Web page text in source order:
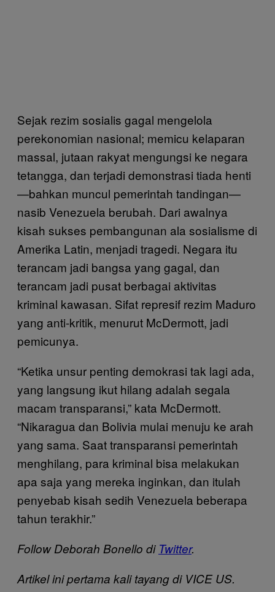
Sejak rezim sosialis gagal mengelola
perekonomian nasional; memicu kelaparan
massal, jutaan rakyat mengungsi ke negara
tetangga, dan terjadi demonstrasi tiada henti
—bahkan muncul pemerintah tandingan—
nasib Venezuela berubah. Dari awalnya
kisah sukses pembangunan ala sosialisme di
Amerika Latin, menjadi tragedi. Negara itu
terancam jadi bangsa yang gagal, dan
terancam jadi pusat berbagai aktivitas
kriminal kawasan. Sifat represif rezim Maduro
yang anti-kritik, menurut McDermott, jadi
pemicunya.
“Ketika unsur penting demokrasi tak lagi ada,
yang langsung ikut hilang adalah segala
macam transparansi,” kata McDermott.
“Nikaragua dan Bolivia mulai menuju ke arah
yang sama. Saat transparansi pemerintah
menghilang, para kriminal bisa melakukan
apa saja yang mereka inginkan, dan itulah
penyebab kisah sedih Venezuela beberapa
tahun terakhir.”
Follow Deborah Bonello di Twitter.
Artikel ini pertama kali tayang di VICE US.